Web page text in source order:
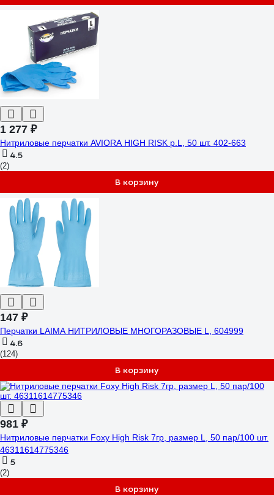
1 277 ₽
Нитриловые перчатки AVIORA HIGH RISK р.L, 50 шт. 402-663
4.5
(2)
В корзину
147 ₽
Перчатки LAIMA НИТРИЛОВЫЕ МНОГОРАЗОВЫЕ L, 604999
4.6
(124)
В корзину
981 ₽
Нитриловые перчатки Foxy High Risk 7гр, размер L, 50 пар/100 шт.
46311614775346
5
(2)
В корзину